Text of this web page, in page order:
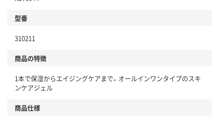
型番
310211
商品の特徴
1本で保湿からエイジングケアまで。オールインワンタイプのスキ
ンケアジェル
商品仕様